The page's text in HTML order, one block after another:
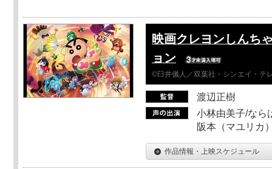
映画クレヨンしんち
ョン
©臼井儀人／双葉社・シンエイ・テ
渡辺正樹
小林由美子/なら
阪本（マユリカ
作品情報・上映スケジュール